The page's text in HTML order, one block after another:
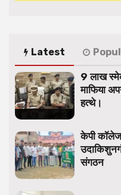
Latest
9 लाख
माफिया
हत्थे।
केपी कॉलेज
संगठन